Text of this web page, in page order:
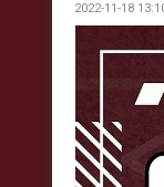
2022-11-18